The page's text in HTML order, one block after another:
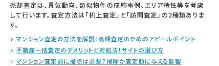
売却査定は、景気動向、類似物件の成約事例、エリア特性等を考慮
して行います。査定方法は「机上査定」と「訪問査定」の2種類ありま
す。
マンション査定の方法を解説！高額査定のためのアピールポイント
不動産一括査定のデメリットと対処法！サイトの選び方
マンション査定前に掃除は必要？掃除が査定額に与える影響